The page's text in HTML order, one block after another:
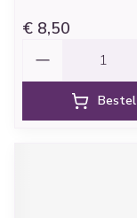
€ 8,50
Bestel